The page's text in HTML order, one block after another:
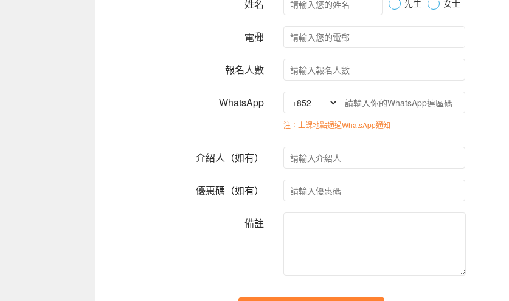
姓名 先生 女士
電郵
報名人數
WhatsApp
注：上課地點通過WhatsApp通知
介紹人（如有）
優惠碼（如有）
備註